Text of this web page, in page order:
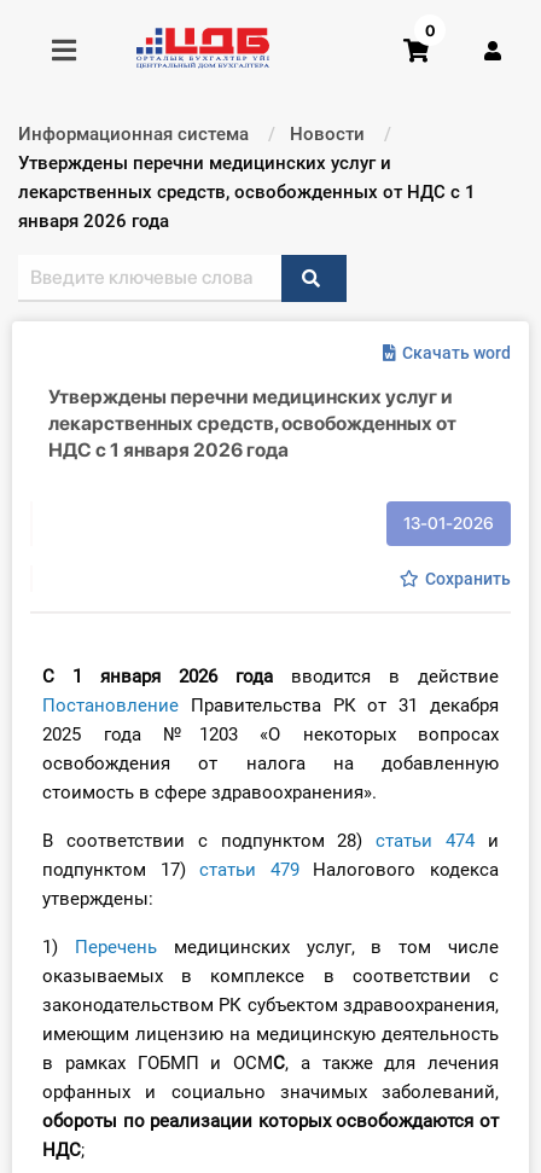
Получить консультацию
Купить доступ
Главная ИС
Консультации
Правовая база
Справочник бухгалтера
Участник ВЭД
Кадры. Труд. Зарплата.
Юридический помощник
Интернет-магазин
О Системе
Обучение
0
Информационная система
Новости
Текущий:
Утверждены перечни медицинских услуг и
лекарственных средств, освобожденных от НДС с 1
января 2026 года
Скачать word
Утверждены перечни медицинских услуг и
лекарственных средств, освобожденных от
НДС с 1 января 2026 года
13-01-2026
Сохранить
С 1 января 2026 года вводится в действие
Постановление Правительства РК от 31 декабря
2025 года №1203 «О некоторых вопросах
освобождения от налога на добавленную
стоимость в сфере здравоохранения».
В соответствии с подпунктом 28)статьи 474 и
подпунктом 17)статьи 479Налогового кодекса
утверждены:
1) Переченьмедицинских услуг, в том числе
оказываемых в комплексе в соответствии с
законодательством РК субъектом здравоохранения,
имеющим лицензию на медицинскую деятельность
в рамках ГОБМП и ОСМС, а также для лечения
орфанных и социально значимых заболеваний,
обороты по реализации которых освобождаются от
НДС;